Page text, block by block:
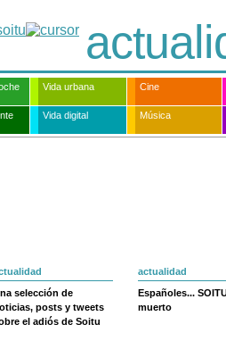
Vida urbana Cine
Vida digital Música
selección de
posts y tweets
el adiós de Soitu
actualidad
Españoles...
muerto